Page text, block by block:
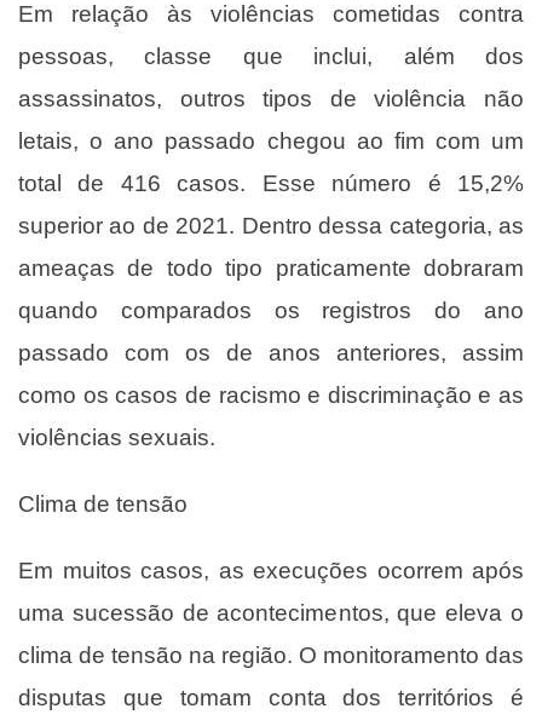
Em relação às violências cometidas contra
pessoas, classe que inclui, além dos
assassinatos, outros tipos de violência não
letais, o ano passado chegou ao fim com um
total de 416 casos. Esse número é 15,2%
superior ao de 2021. Dentro dessa categoria, as
ameaças de todo tipo praticamente dobraram
quando comparados os registros do ano
passado com os de anos anteriores, assim
como os casos de racismo e discriminação e as
violências sexuais.
Clima de tensão
Em muitos casos, as execuções ocorrem após
uma sucessão de acontecimentos, que eleva o
clima de tensão na região. O monitoramento das
disputas que tomam conta dos territórios é